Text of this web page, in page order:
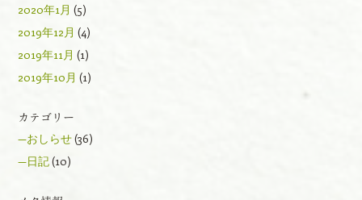
2020年1月 (5)
2019年12月 (4)
2019年11月 (1)
2019年10月 (1)
カテゴリー
—おしらせ(36)
—日記(10)